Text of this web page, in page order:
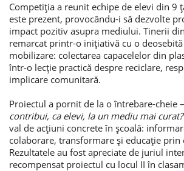
Credite ipotecare
Competiția a reunit echipe de elevi din 9
este prezent, provocându-i să dezvolte
impact pozitiv asupra mediului. Tinerii
remarcat printr-o inițiativă cu o
mobilizare: colectarea capacelelor din
într-o lecție practică despre reciclare,
implicare comunitară.
Proiectul a pornit de la o întrebare-cheie –
contribui, ca elevi, la un mediu mai curat?
val de acțiuni concrete în școală:
colaborare, transformare și educație prin
Rezultatele au fost apreciate de juriul
recompensat proiectul cu locul II în